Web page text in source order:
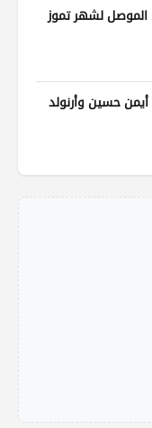
الموصل لشهر تموز
أيمن حسين وأرنولد